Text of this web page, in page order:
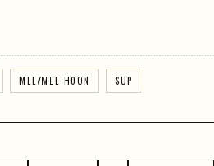
MEE/MEE HOON SUP